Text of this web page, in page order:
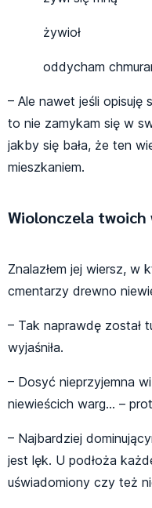
żywioł
oddycham
– Ale nawet jeśli opisuję
to nie zamykam się w
jakby się bała, że ten
mieszkaniem.
Wiolonczela twoich
Znalazłem jej wiersz, w
cmentarzy drewno
– Tak naprawdę został
wyjaśniła.
– Dosyć nieprzyjemna
niewieścich warg… –
– Najbardziej
jest lęk. U podłoża
uświadomiony czy też